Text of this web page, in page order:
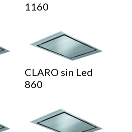
1160
CLARO sin Led
860